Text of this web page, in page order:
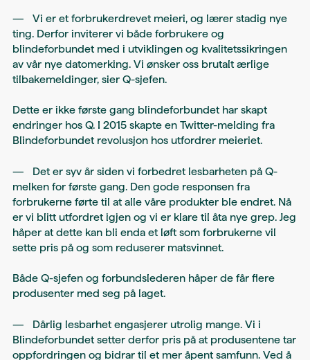
— Vi er et forbrukerdrevet meieri, og lærer stadig nye
ting. Derfor inviterer vi både forbrukere og
blindeforbundet med i utviklingen og kvalitetssikringen
av vår nye datomerking. Vi ønsker oss brutalt ærlige
tilbakemeldinger, sier Q-sjefen.
Dette er ikke første gang blindeforbundet har skapt
endringer hos Q. I 2015 skapte en Twitter-melding fra
Blindeforbundet revolusjon hos utfordrer meieriet.
— Det er syv år siden vi forbedret lesbarheten på Q-
melken for første gang. Den gode responsen fra
forbrukerne førte til at alle våre produkter ble endret. Nå
er vi blitt utfordret igjen og vi er klare til åta nye grep. Jeg
håper at dette kan bli enda et løft som forbrukerne vil
sette pris på og som reduserer matsvinnet.
Både Q-sjefen og forbundslederen håper de får flere
produsenter med seg på laget.
— Dårlig lesbarhet engasjerer utrolig mange. Vi i
Blindeforbundet setter derfor pris på at produsentene tar
oppfordringen og bidrar til et mer åpent samfunn. Ved å